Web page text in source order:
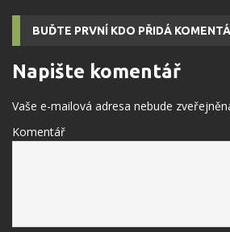
BUĎTE PRVNÍ KDO PŘIDÁ
Napište komentář
Vaše e-mailová adresa nebude
Komentář